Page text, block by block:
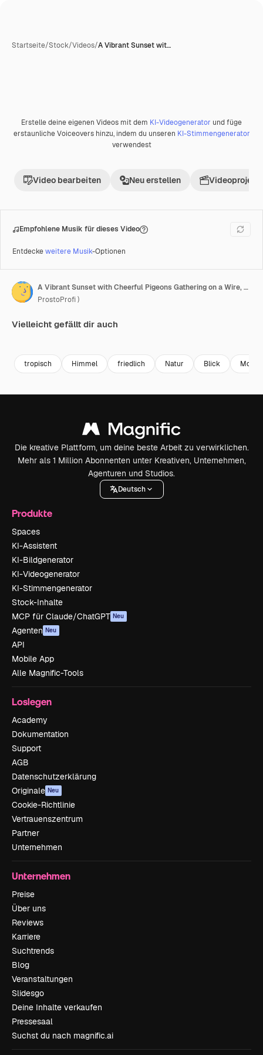
Startseite/Stock/Videos/A Vibrant Sunset wit…
PremiumKI-generiert
Erstelle deine eigenen Videos mit dem KI-Videogenerator und füge
erstaunliche Voiceovers hinzu, indem du unseren KI-Stimmengenerator
verwendest
Video bearbeiten Neu erstellen Videoprojekt
Empfohlene Musik für dieses Video
Entdeckeweitere Musik-Optionen
A Vibrant Sunset with Cheerful Pigeons Gathering on a Wire, Displaying Their Colorful Feathers and Playful Expressions Against a Beautiful Sky
ProstoProfi )
Vielleicht gefällt dir auch
tropisch Himmel friedlich Natur Blick
Die kreative Plattform, um deine beste Arbeit zu verwirklichen.
Mehr als 1 Million Abonnenten unter Kreativen, Unternehmen,
Agenturen und Studios.
Deutsch
Produkte
Spaces
KI-Assistent
KI-Bildgenerator
KI-Videogenerator
KI-Stimmengenerator
Stock-Inhalte
MCP für Claude/ChatGPT Neu
Agenten Neu
API
Mobile App
Alle Magnific-Tools
Loslegen
Academy
Dokumentation
Support
AGB
Datenschutzerklärung
Originale Neu
Cookie-Richtlinie
Vertrauenszentrum
Partner
Unternehmen
Unternehmen
Preise
Über uns
Reviews
Karriere
Suchtrends
Blog
Veranstaltungen
Slidesgo
Deine Inhalte verkaufen
Pressesaal
Suchst du nach magnific.ai